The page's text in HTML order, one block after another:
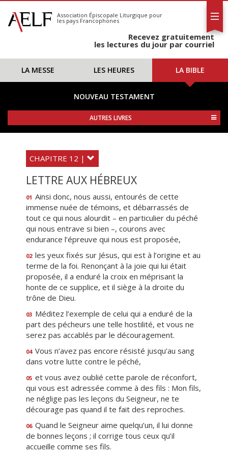
S'abonner
Calendrier
Association Épiscopale Liturgique pour
les pays Francophones
Recevez gratuitement
les lectures du jour par courriel
LA MESSE LES HEURES LA BIBLE
NOUVEAU TESTAMENT
AUTRES LIVRES
CHAPITRE 12 |
LETTRE AUX HÉBREUX
01 Ainsi donc, nous aussi, entourés de cette
immense nuée de témoins, et débarrassés de
tout ce qui nous alourdit – en particulier du péché
qui nous entrave si bien –, courons avec
endurance l’épreuve qui nous est proposée,
02 les yeux fixés sur Jésus, qui est à l’origine et au
terme de la foi. Renonçant à la joie qui lui était
proposée, il a enduré la croix en méprisant la
honte de ce supplice, et il siège à la droite du
trône de Dieu.
03 Méditez l’exemple de celui qui a enduré de la
part des pécheurs une telle hostilité, et vous ne
serez pas accablés par le découragement.
04 Vous n’avez pas encore résisté jusqu’au sang
dans votre lutte contre le péché,
05 et vous avez oublié cette parole de réconfort,
qui vous est adressée comme à des fils : Mon fils,
ne néglige pas les leçons du Seigneur, ne te
décourage pas quand il te fait des reproches.
06 Quand le Seigneur aime quelqu’un, il lui donne
de bonnes leçons ; il corrige tous ceux qu’il
accueille comme ses fils.